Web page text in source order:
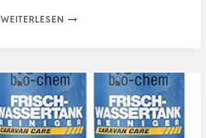
WEITERLESEN BELLAQUA
L
–
VERHINDERT
TRÜBES